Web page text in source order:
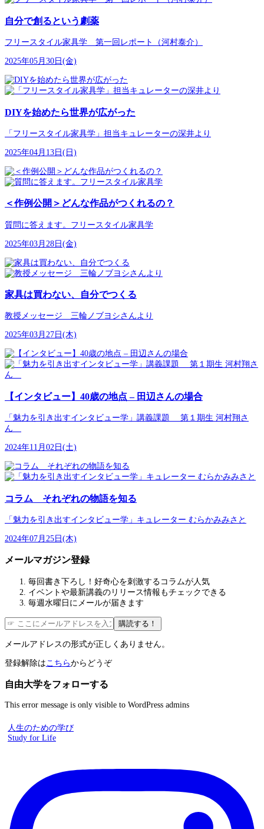
自分で創るという劇薬
フリースタイル家具学 第一回レポート（河村泰介）
2025年05月30日(金)
DIYを始めたら世界が広がった
「フリースタイル家具学」担当キュレーターの深井より
2025年04月13日(日)
＜作例公開＞どんな作品がつくれるの？
質問に答えます。フリースタイル家具学
2025年03月28日(金)
家具は買わない、自分でつくる
教授メッセージ 三輪ノブヨシさんより
2025年03月27日(木)
【インタビュー】40歳の地点 – 田辺さんの場合
「魅力を引き出すインタビュー学」講義課題 第１期生 河村翔さ
ん
2024年11月02日(土)
コラム それぞれの物語を知る
「魅力を引き出すインタビュー学」キュレーター むらかみみさと
2024年07月25日(木)
メールマガジン登録
毎回書き下ろし！好奇心を刺激するコラムが人気
イベントや最新講義のリリース情報もチェックできる
毎週水曜日にメールが届きます
購読する！
メールアドレスの形式が正しくありません。
登録解除は こちらからどうぞ
自由大学をフォローする
This error message is only visible to WordPress admins
人生のための学び
Study for Life